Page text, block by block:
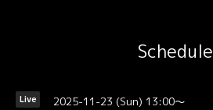
Schedule
Live 2025-11-23 (Sun) 13:00～